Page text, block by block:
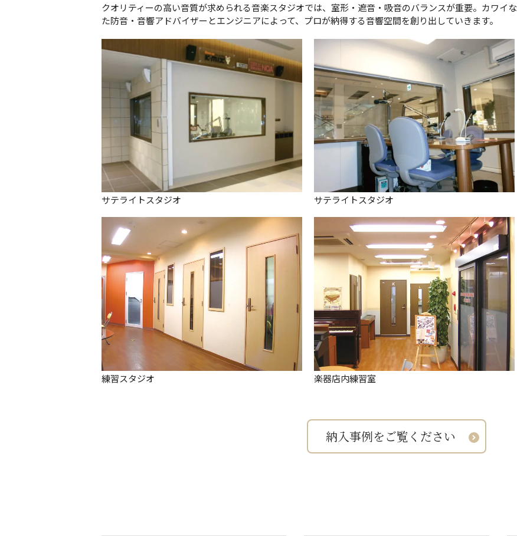
クオリティーの高い音質が求められる音楽スタジオでは、室形・遮音・吸音のバランスが重要。カワイ
た防音・音響アドバイザーとエンジニアによって、プロが納得する音響空間を創り出していきます。
サテライトスタジオ サテライトスタジオ
練習スタジオ 楽器店内練習室